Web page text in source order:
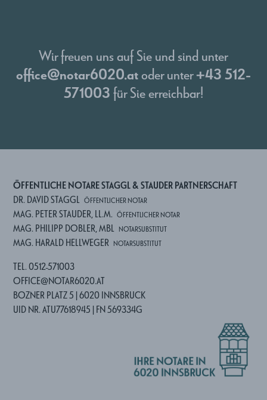
Wir freuen uns auf Sie und sind unter
office@notar6020.atoder unter+43 512-
571003 für Sie erreichbar!
ÖFFENTLICHE NOTARE STAGGL & STAUDER PARTNERSCHAFT
DR. DAVID STAGGL
ÖFFENTLICHER NOTAR
MAG. PETER STAUDER, LL.M. ÖFFENTLICHER NOTAR
MAG. PHILIPP DOBLER, MBL NOTARSUBSTITUT
MAG. HARALD HELLWEGER NOTARSUBSTITUT
TEL. 0512-571003
OFFICE@NOTAR6020.AT
BOZNER PLATZ 5 | 6020 INNSBRUCK
UID NR. ATU77618945 | FN 569334G